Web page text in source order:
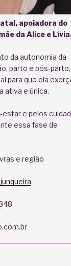
apoiadora do
da Alice e
da autonomia da
parto e pós-parto,
para que ela
ativa e única.
e pelos
essa fase de
e região